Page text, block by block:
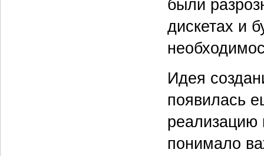
были
дискетах и
Идея
появилась
реализацию
понимало